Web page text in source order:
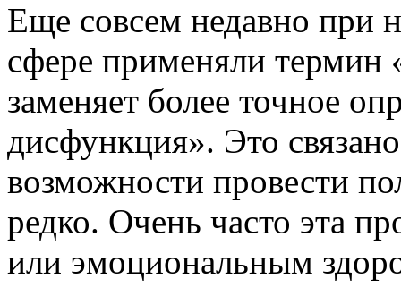
Еще совсем недавно при
сфере применяли термин
заменяет более точное
дисфункция». Это
возможности провести
редко. Очень часто эта
или эмоциональным